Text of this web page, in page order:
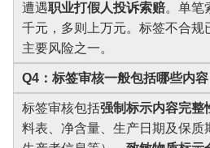
遭遇职业打假人投诉索赔。单笔
千元，多则上万元。标签不合规
主要风险之一。
Q4：标签审核一般包括哪些内容
标签审核包括强制标示内容完整
料表、净含量、生产日期及保质